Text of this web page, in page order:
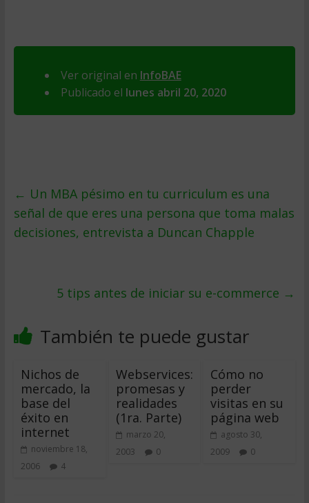
Ver original en InfoBAE
Publicado el lunes abril 20, 2020
← Un MBA pésimo en tu curriculum es una
señal de que eres una persona que toma malas
decisiones, entrevista a Duncan Chapple
5 tips antes de iniciar su e-commerce →
También te puede gustar
Nichos de
mercado, la
base del
éxito en
internet
noviembre 18,
2006
4
Webservices:
promesas y
realidades
(1ra. Parte)
marzo 20,
2003
0
Cómo no
perder
visitas en su
página web
agosto 30,
2009
0